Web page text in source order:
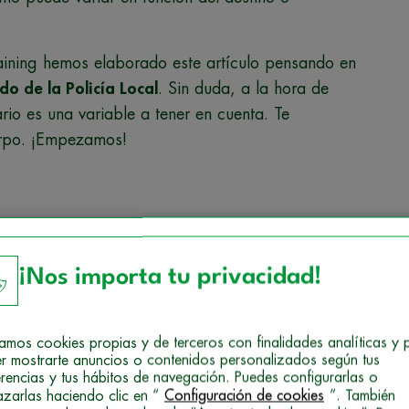
hemos elaborado este artículo pensando en
de la Policía Local . Sin duda, a la hora de
es una variable a tener en cuenta. Te
¡Empezamos!
local?
Local
, empezarás a percibir este salario
los
por complementos variables como
¡Nos importa tu privacidad!
cookies propias y de terceros con finalidades analíticas y
mostrarte anuncios o contenidos personalizados según tus
y tus hábitos de navegación. Puedes configurarlas o
haciendo clic en “ Configuración de cookies ”. También